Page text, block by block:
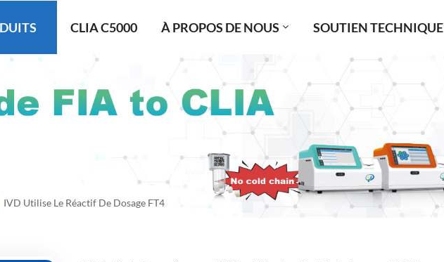
CLIA C5000 À PROPOS DE NOUS SOUTIEN TECHNIQUE
IVD Utilise Le Réactif De Dosage FT4